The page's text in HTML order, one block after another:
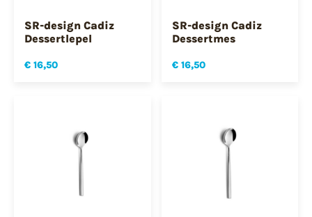
SR-design Cadiz
Dessertlepel
€ 16,50
SR-design Cadiz
Dessertmes
€ 16,50